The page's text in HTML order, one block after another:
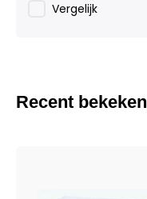
Vergelijk
Recent bekeken